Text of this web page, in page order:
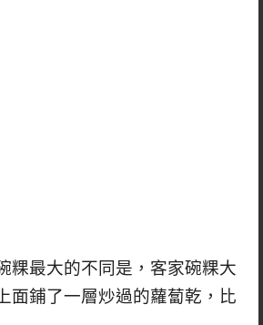
粿最大的不同是，客家碗粿大
面鋪了一層炒過的蘿蔔乾，比